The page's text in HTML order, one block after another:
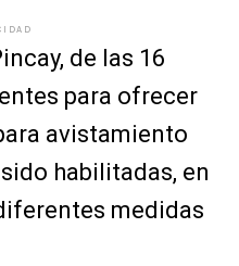
de las 16
para ofrecer
avistamiento
habilitadas, en
medidas